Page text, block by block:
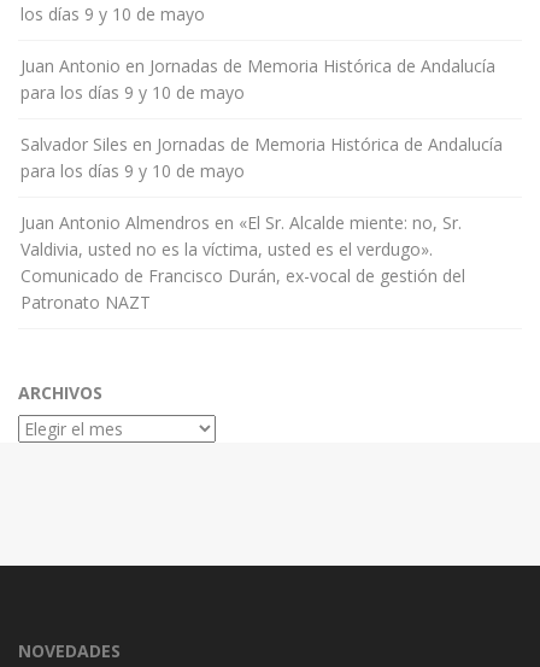
los días 9 y 10 de mayo
Juan Antonio en Jornadas de Memoria Histórica de Andalucía
para los días 9 y 10 de mayo
Salvador Siles en Jornadas de Memoria Histórica de Andalucía
para los días 9 y 10 de mayo
Juan Antonio Almendros en «El Sr. Alcalde miente: no, Sr.
Valdivia, usted no es la víctima, usted es el verdugo».
Comunicado de Francisco Durán, ex-vocal de gestión del
Patronato NAZT
ARCHIVOS
Archivos
NOVEDADES